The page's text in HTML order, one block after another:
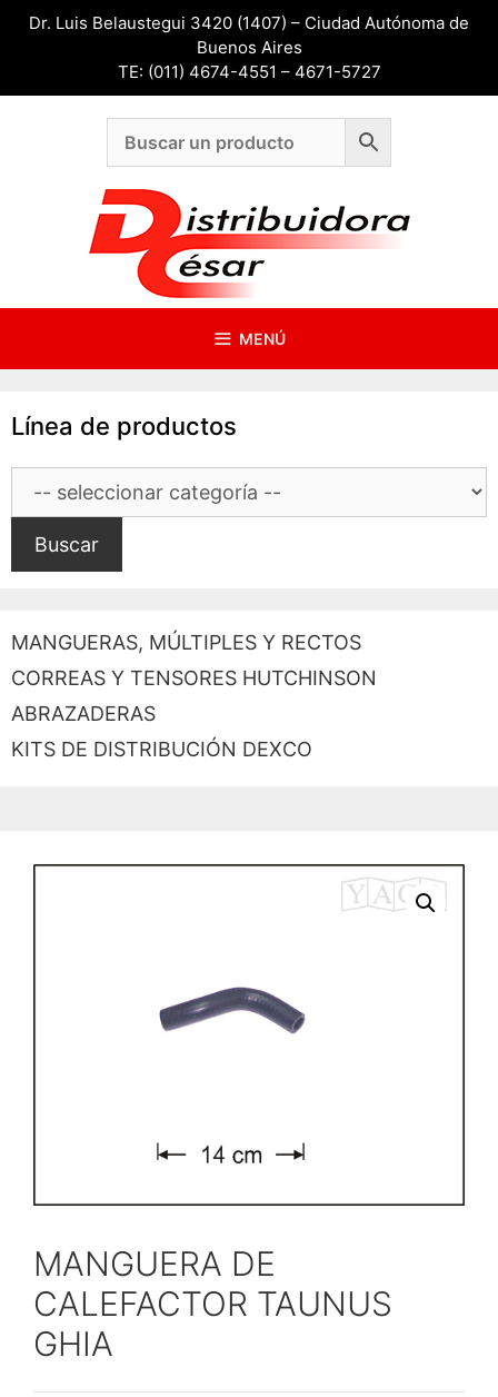
SaltarDr. Luis Belaustegui 3420 (1407) – Ciudad Autónoma de
Buenos Aires
TE: (011) 4674-4551 – 4671-5727
MENÚ
MANGUERA DE
CALEFACTOR TAUNUS
GHIA
Línea de productos
Buscar
MANGUERAS, MÚLTIPLES Y RECTOS
CORREAS Y TENSORES HUTCHINSON
ABRAZADERAS
KITS DE DISTRIBUCIÓN DEXCO